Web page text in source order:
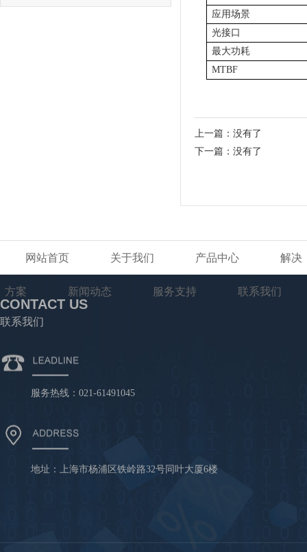
应用场景
光接口
最大功耗
MTBF
上一篇：没有了
下一篇：没有了
网站首页 关于我们 产品中心 解决
方案 新闻动态 服务支持 联系我们
CONTACT US
联系我们
服务热线：021-61491045
地址：上海市杨浦区铁岭路32号同叶大厦6楼